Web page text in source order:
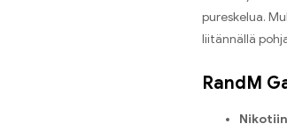
pureskelua.
liitännällä
RandM